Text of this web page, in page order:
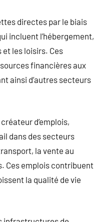
directes par le biais
incluent l’hébergement,
les loisirs. Ces
financières aux
ainsi d’autres secteurs
d’emplois,
dans des secteurs
la vente au
Ces emplois contribuent
la qualité de vie